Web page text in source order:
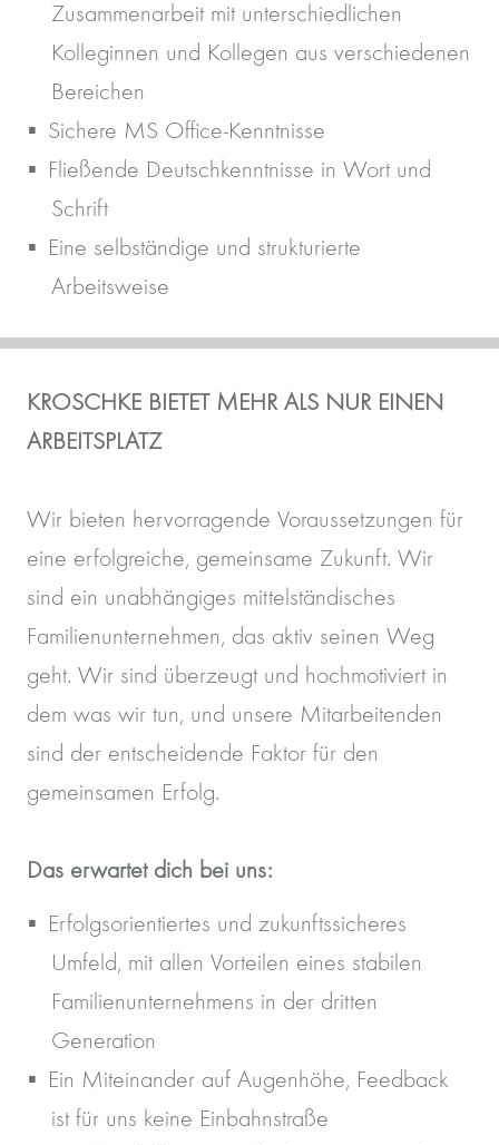
Zusammenarbeit mit unterschiedlichen
Kolleginnen und Kollegen aus verschiedenen
Bereichen
Sichere MS Office-Kenntnisse
Fließende Deutschkenntnisse in Wort und
Schrift
Eine selbständige und strukturierte
Arbeitsweise
KROSCHKE BIETET MEHR ALS NUR EINEN
ARBEITSPLATZ
Wir bieten hervorragende Voraussetzungen für
eine erfolgreiche, gemeinsame Zukunft. Wir
sind ein unabhängiges mittelständisches
Familienunternehmen, das aktiv seinen Weg
geht. Wir sind überzeugt und hochmotiviert in
dem was wir tun, und unsere Mitarbeitenden
sind der entscheidende Faktor für den
gemeinsamen Erfolg.
Das erwartet dich bei uns:
Erfolgsorientiertes und zukunftssicheres
Umfeld, mit allen Vorteilen eines stabilen
Familienunternehmens in der dritten
Generation
Ein Miteinander auf Augenhöhe, Feedback
ist für uns keine Einbahnstraße